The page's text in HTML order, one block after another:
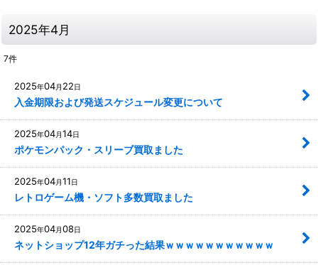
2025年4月
7件
2025年04月 22日
入金期限および発送スケジュール変更について
2025年04月14日
ポケモンパック・スリーブ買取ました
2025年04月11日
レトロゲーム機・ソフト多数買取ました
2025年04月08日
ネットショップ12年ガチった結果ｗｗｗｗｗｗｗｗｗｗｗ